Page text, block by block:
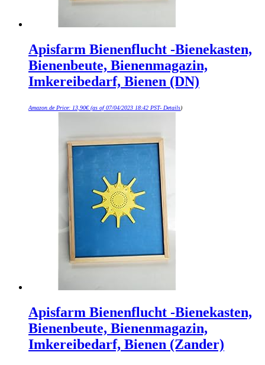
Apisfarm Bienenflucht -Bienekasten,
Bienenbeute, Bienenmagazin,
Imkereibedarf, Bienen (DN)
Amazon.de Price: 13,90€(as of 07/04/2023 18:42 PST- Details)
Apisfarm Bienenflucht -Bienekasten,
Bienenbeute, Bienenmagazin,
Imkereibedarf, Bienen (Zander)